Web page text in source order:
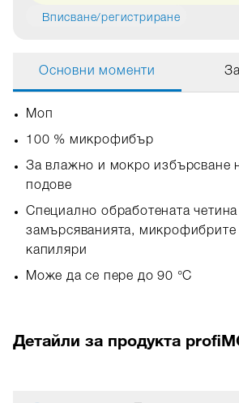
Вписване/регистриране
Основни моменти
Моп
100 % микрофибър
За влажно и мокро избърсване
подове
Специално обработената четина
замърсяванията, микрофибрите
капиляри
Може да се пере до 90 °C
Детайли за продукта